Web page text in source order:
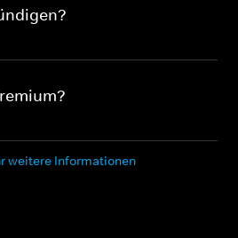
weitere Informationen